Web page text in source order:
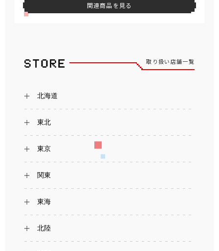
関連商品を見る
取り扱い店舗一覧
北海道
東北
東京
関東
東海
北陸